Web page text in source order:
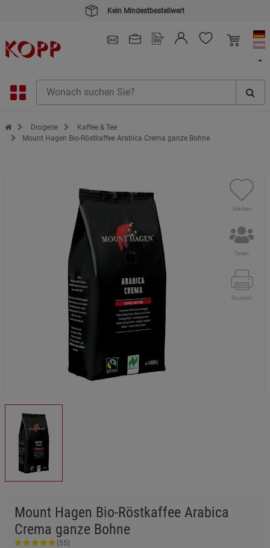
Kein Mindestbestellwert
Zur Startseite des Kopp Verlag Online-Shop
Drogerie
Kaffee & Tee
Mount Hagen Bio-Röstkaffee Arabica Crema ganze Bohne
Merken
Teilen
Drucken
Mount Hagen Bio-Röstkaffee Arabica
Crema ganze Bohne
(55)